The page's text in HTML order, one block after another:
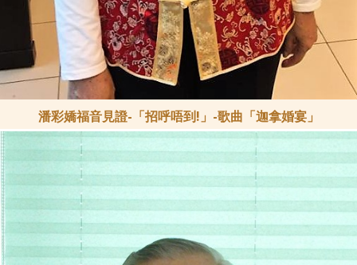
潘彩嬌福音見證-「招呼唔到!」-歌曲「迦拿婚宴」